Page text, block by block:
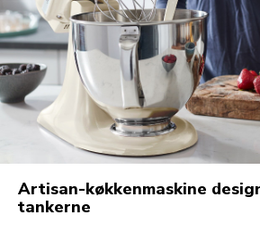
Artisan-køkkenmaskine
tankerne